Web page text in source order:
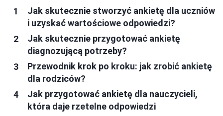
Jak skutecznie stworzyć ankietę dla uczniów
i uzyskać wartościowe odpowiedzi?
Jak skutecznie przygotować ankietę
diagnozującą potrzeby?
Przewodnik krok po kroku: jak zrobić ankietę
dla rodziców?
Jak przygotować ankietę dla nauczycieli,
która daje rzetelne odpowiedzi